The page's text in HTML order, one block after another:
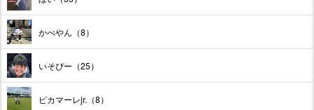
かべやん（8）
いそぴー（25）
ピカマーレjr.（8）